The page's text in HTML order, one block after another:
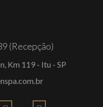
(Recepção)
Km 119 - Itu - SP